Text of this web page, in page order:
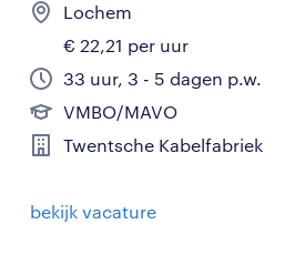
Lochem
€ 22,21 per uur
33 uur, 3 - 5 dagen p.w.
VMBO/MAVO
Twentsche Kabelfabriek
bekijk vacature